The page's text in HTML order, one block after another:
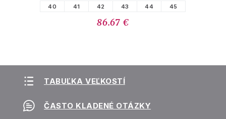
40 41 42 43 44 45
86.67 €
TABUĽKA VEĽKOSTÍ
ČASTO KLADENÉ OTÁZKY